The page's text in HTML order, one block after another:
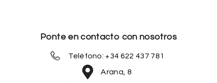
Ponte en contacto con nosotros
Teléfono: +34 622 437 781
Arana, 8